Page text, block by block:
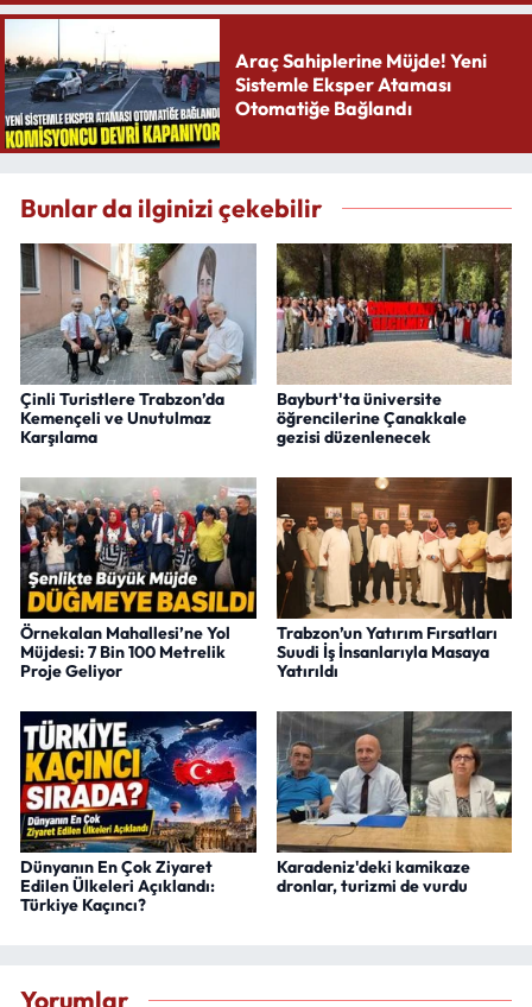
Araç Sahiplerine Müjde! Yeni
Sistemle Eksper Ataması
Otomatiğe Bağlandı
Bunlar da ilginizi çekebilir
Çinli Turistlere Trabzon’da
Kemençeli ve Unutulmaz
Karşılama
Bayburt'ta üniversite
öğrencilerine Çanakkale
gezisi düzenlenecek
Örnekalan Mahallesi’ne Yol
Müjdesi: 7 Bin 100 Metrelik
Proje Geliyor
Trabzon’un Yatırım Fırsatları
Suudi İş İnsanlarıyla Masaya
Yatırıldı
Dünyanın En Çok Ziyaret
Edilen Ülkeleri Açıklandı:
Türkiye Kaçıncı?
Karadeniz'deki kamikaze
dronlar, turizmi de vurdu
Yorumlar